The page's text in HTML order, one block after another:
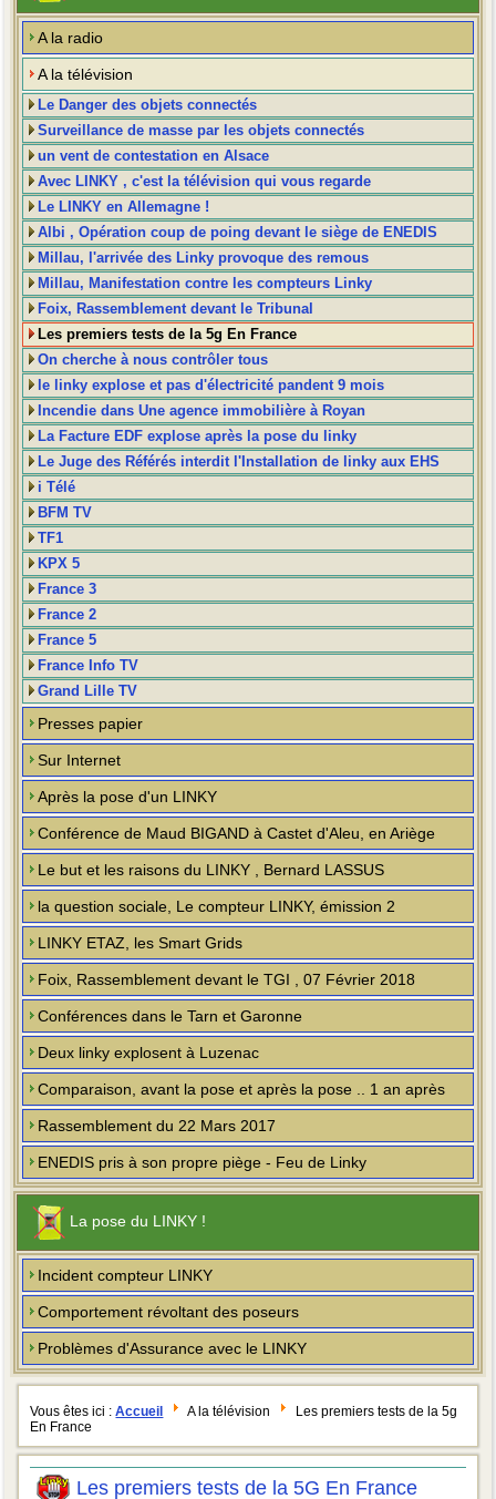
A la radio
A la télévision
Le Danger des objets connectés
Surveillance de masse par les objets connectés
un vent de contestation en Alsace
Avec LINKY , c'est la télévision qui vous regarde
Le LINKY en Allemagne !
Albi , Opération coup de poing devant le siège de ENEDIS
Millau, l'arrivée des Linky provoque des remous
Millau, Manifestation contre les compteurs Linky
Foix, Rassemblement devant le Tribunal
Les premiers tests de la 5g En France
On cherche à nous contrôler tous
le linky explose et pas d'électricité pandent 9 mois
Incendie dans Une agence immobilière à Royan
La Facture EDF explose après la pose du linky
Le Juge des Référés interdit l'Installation de linky aux EHS
i Télé
BFM TV
TF1
KPX 5
France 3
France 2
France 5
France Info TV
Grand Lille TV
Presses papier
Sur Internet
Après la pose d'un LINKY
Conférence de Maud BIGAND à Castet d'Aleu, en Ariège
Le but et les raisons du LINKY , Bernard LASSUS
la question sociale, Le compteur LINKY, émission 2
LINKY ETAZ, les Smart Grids
Foix, Rassemblement devant le TGI , 07 Février 2018
Conférences dans le Tarn et Garonne
Deux linky explosent à Luzenac
Comparaison, avant la pose et après la pose .. 1 an après
Rassemblement du 22 Mars 2017
ENEDIS pris à son propre piège - Feu de Linky
La pose du LINKY !
Incident compteur LINKY
Comportement révoltant des poseurs
Problèmes d'Assurance avec le LINKY
Vous êtes ici :Accueil A la télévision
Les premiers tests de la 5g
En France
Les premiers tests de la 5G En France